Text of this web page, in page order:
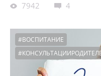
7942
4
#ВОСПИТАНИЕ